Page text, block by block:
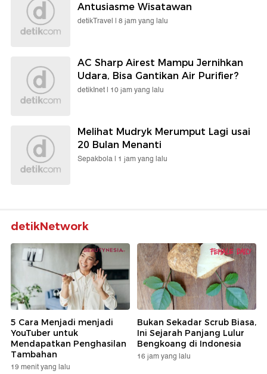
Antusiasme Wisatawan
detikTravel | 8 jam yang lalu
AC Sharp Airest Mampu Jernihkan
Udara, Bisa Gantikan Air Purifier?
detikInet | 10 jam yang lalu
Melihat Mudryk Merumput Lagi usai
20 Bulan Menanti
Sepakbola | 1 jam yang lalu
detikNetwork
5 Cara Menjadi menjadi
YouTuber untuk
Mendapatkan Penghasilan
Tambahan
19 menit yang lalu
Bukan Sekadar Scrub Biasa,
Ini Sejarah Panjang Lulur
Bengkoang di Indonesia
16 jam yang lalu